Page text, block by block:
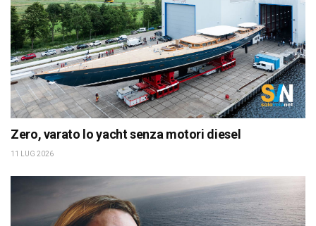
Zero, varato lo yacht senza motori diesel
11 LUG 2026